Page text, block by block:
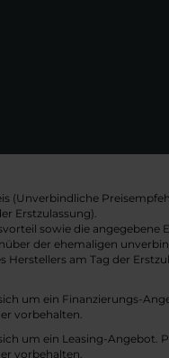
(Unverbindliche
Erstzulassung).
sowie die angegebene
der ehemaligen
Herstellers am Tag der
um ein Finanzierungs-
vorbehalten.
um ein Leasing-Angebot.
vorbehalten.